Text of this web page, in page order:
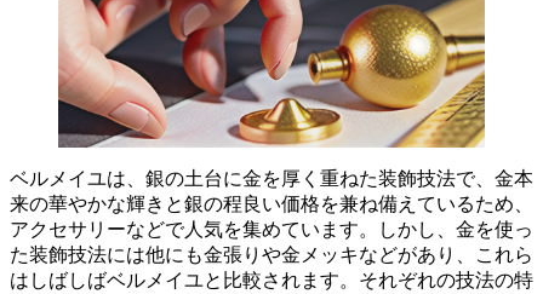
ベルメイユは、銀の土台に金を厚く重ねた装飾技法で、金本
来の華やかな輝きと銀の程良い価格を兼ね備えているため、
アクセサリーなどで人気を集めています。しかし、金を使っ
た装飾技法には他にも金張りや金メッキなどがあり、これら
はしばしばベルメイユと比較されます。それぞれの技法の特